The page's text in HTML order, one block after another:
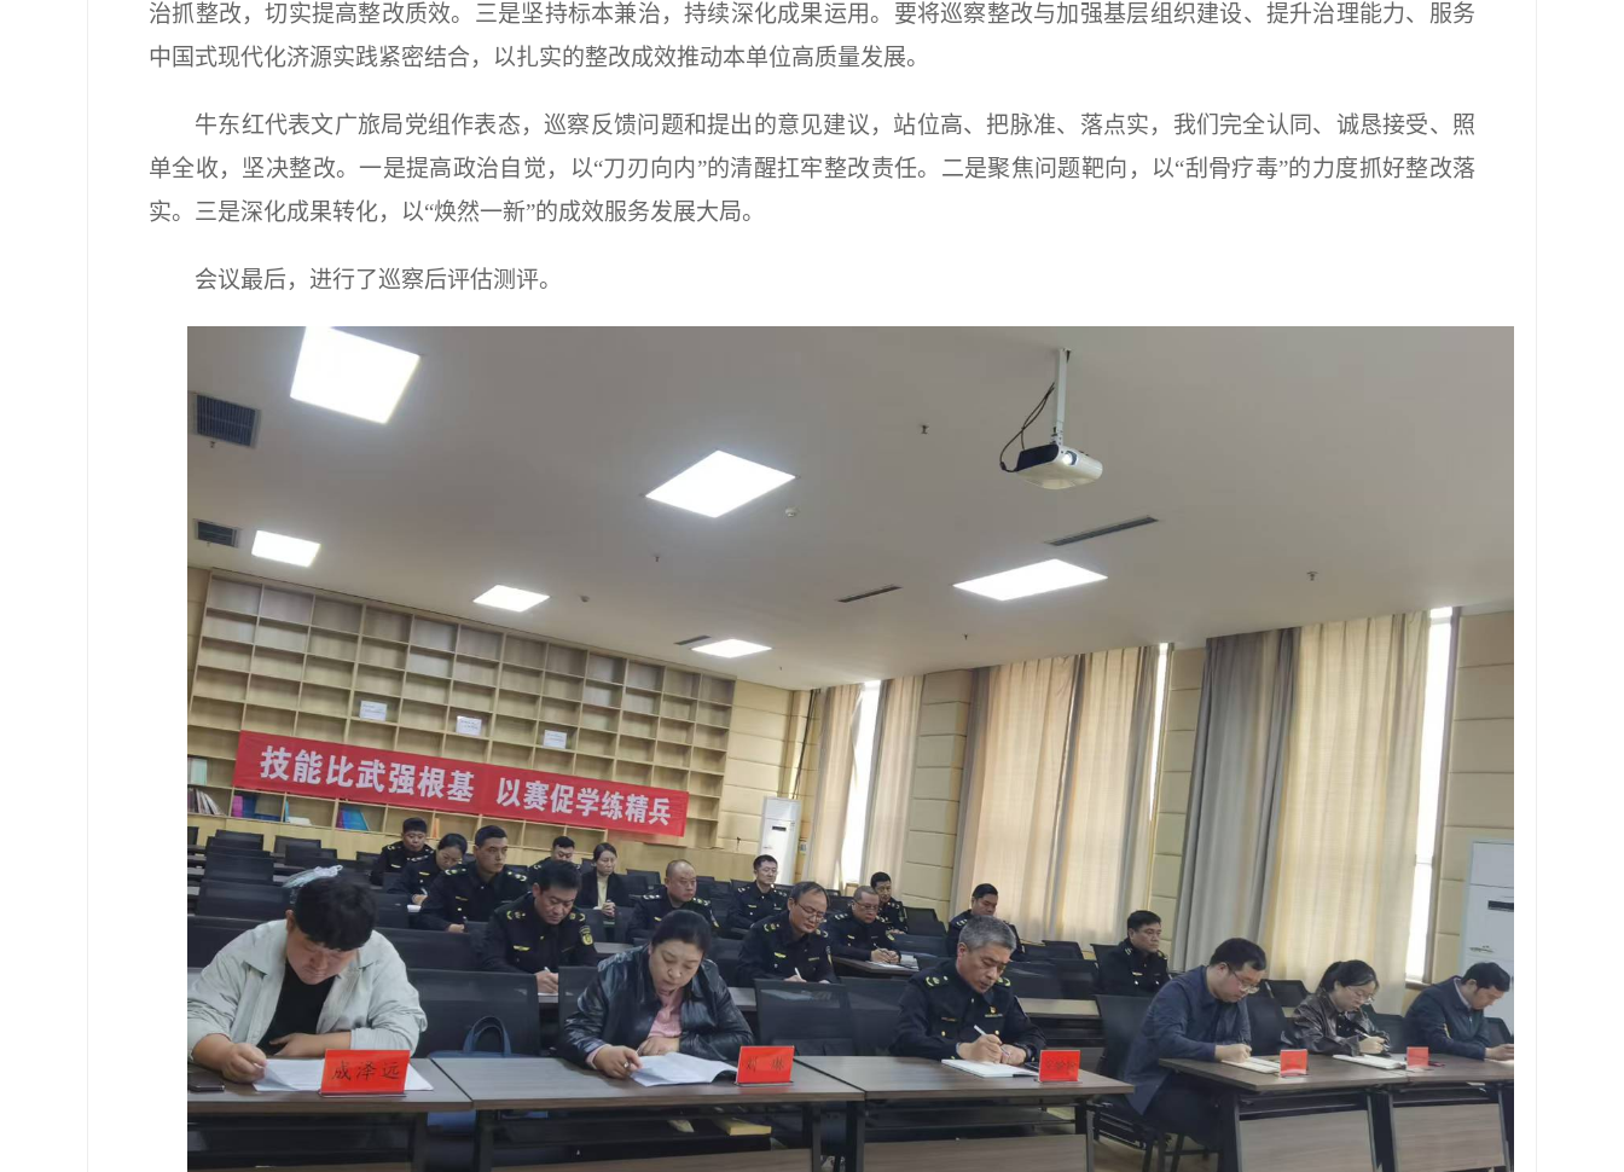
治抓整改，切实提高整改质效。三是坚持标本兼治，持续深化成果运用。要将巡察整改与加强基层组织建设、提升治理能力、服务
中国式现代化济源实践紧密结合，以扎实的整改成效推动本单位高质量发展。
牛东红代表文广旅局党组作表态，巡察反馈问题和提出的意见建议，站位高、把脉准、落点实，我们完全认同、诚恳接受、照
单全收，坚决整改。一是提高政治自觉，以“刀刃向内”的清醒扛牢整改责任。二是聚焦问题靶向，以“刮骨疗毒”的力度抓好整改落
实。三是深化成果转化，以“焕然一新”的成效服务发展大局。
会议最后，进行了巡察后评估测评。